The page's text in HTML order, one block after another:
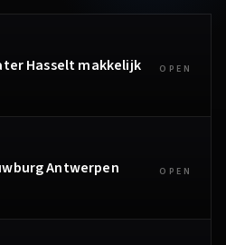
Hasselt makkelijk
OPEN
Antwerpen
OPEN